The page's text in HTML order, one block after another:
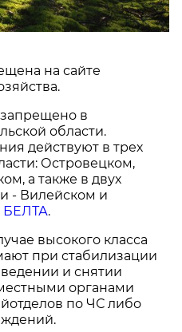
на сайте
в
области.
действуют в трех
Островецком,
а также в двух
- Вилейском и
БЕЛТА.
высокого класса
при стабилизации
и снятии
органами
по ЧС либо